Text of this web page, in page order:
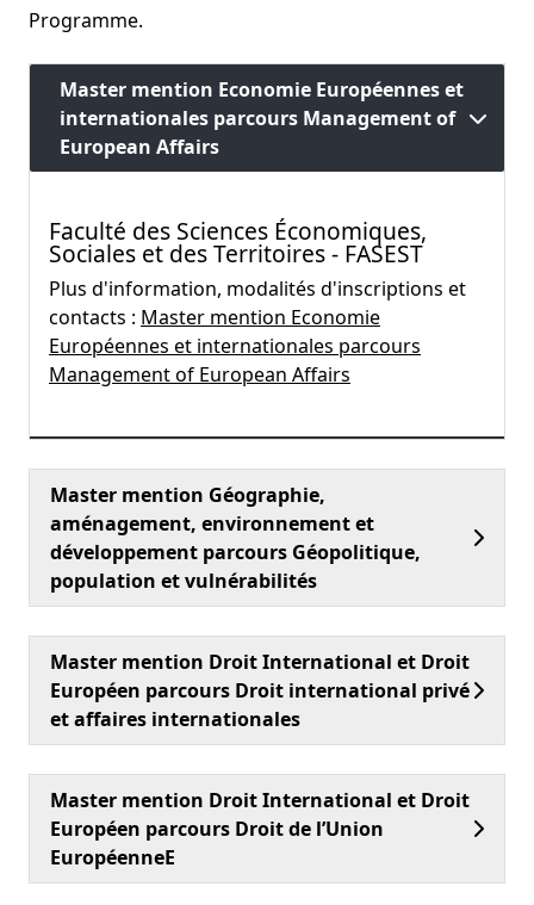
Programme.
Master mention Economie Européennes et
internationales parcours Management of
European Affairs
Faculté des Sciences Économiques,
Sociales et des Territoires - FASEST
Plus d'information, modalités d'inscriptions et
contacts : Master mention Economie
Européennes et internationales parcours
Management of European Affairs
Master mention Géographie,
aménagement, environnement et
développement parcours Géopolitique,
population et vulnérabilités
Master mention Droit International et Droit
Européen parcours Droit international privé
et affaires internationales
Master mention Droit International et Droit
Européen parcours Droit de l’Union
EuropéenneE